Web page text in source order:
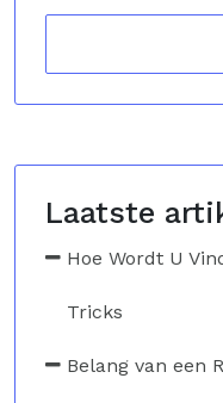
Laatste
Hoe Wordt U
Tricks
Belang van een